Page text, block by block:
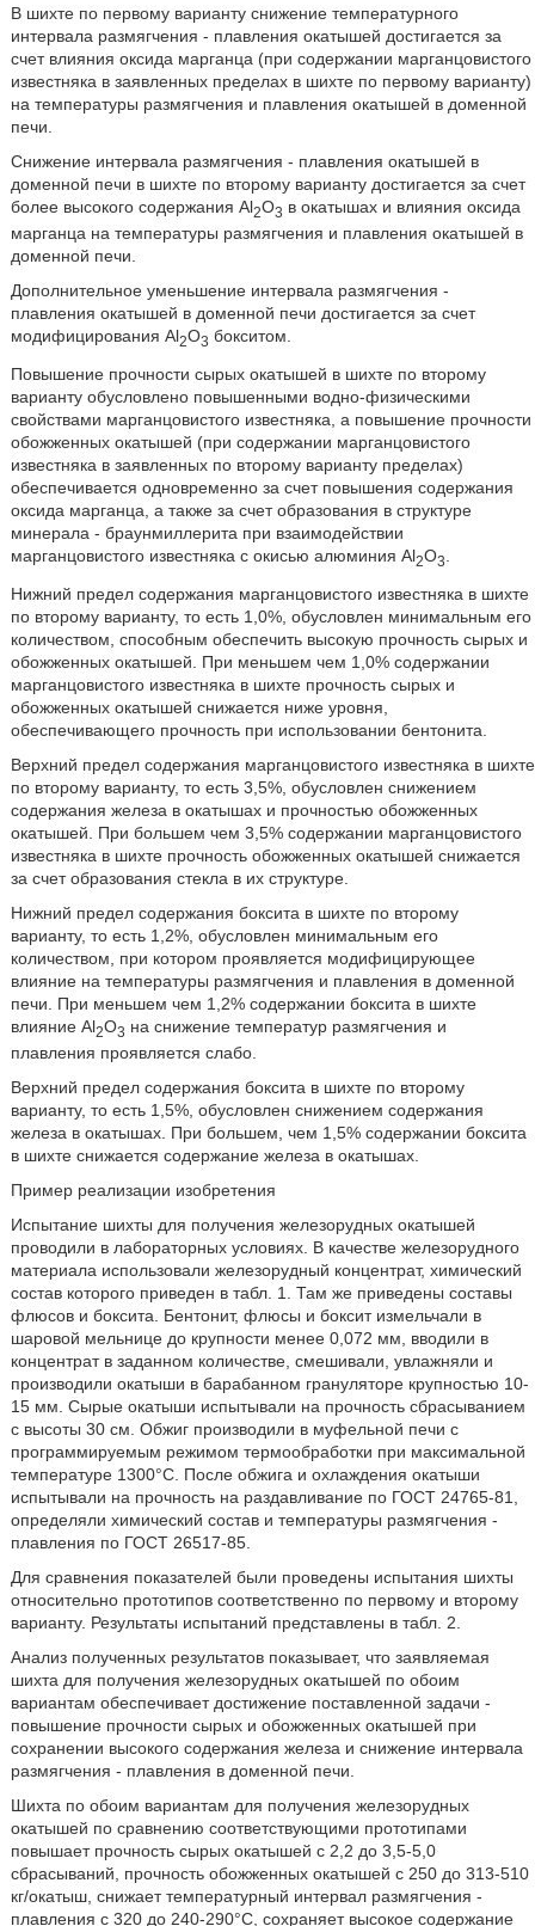
В шихте по первому варианту снижение температурного
интервала размягчения - плавления окатышей достигается за
счет влияния оксида марганца (при содержании марганцовистого
известняка в заявленных пределах в шихте по первому варианту)
на температуры размягчения и плавления окатышей в доменной
печи.
Снижение интервала размягчения - плавления окатышей в
доменной печи в шихте по второму варианту достигается за счет
более высокого содержания Al2O3 в окатышах и влияния оксида
марганца на температуры размягчения и плавления окатышей в
доменной печи.
Дополнительное уменьшение интервала размягчения -
плавления окатышей в доменной печи достигается за счет
модифицирования Al2O3 бокситом.
Повышение прочности сырых окатышей в шихте по второму
варианту обусловлено повышенными водно-физическими
свойствами марганцовистого известняка, а повышение прочности
обожженных окатышей (при содержании марганцовистого
известняка в заявленных по второму варианту пределах)
обеспечивается одновременно за счет повышения содержания
оксида марганца, а также за счет образования в структуре
минерала - браунмиллерита при взаимодействии
марганцовистого известняка с окисью алюминия Al2O3
Нижний предел содержания марганцовистого известняка в шихте
по второму варианту, то есть 1,0%, обусловлен минимальным его
количеством, способным обеспечить высокую прочность сырых и
обожженных окатышей. При меньшем чем 1,0% содержании
марганцовистого известняка в шихте прочность сырых и
обожженных окатышей снижается ниже уровня,
обеспечивающего прочность при использовании бентонита.
Верхний предел содержания марганцовистого известняка в шихте
по второму варианту, то есть 3,5%, обусловлен снижением
содержания железа в окатышах и прочностью обожженных
окатышей. При большем чем 3,5% содержании марганцовистого
известняка в шихте прочность обожженных окатышей снижается
за счет образования стекла в их структуре.
Нижний предел содержания боксита в шихте по второму
варианту, то есть 1,2%, обусловлен минимальным его
количеством, при котором проявляется модифицирующее
влияние на температуры размягчения и плавления в доменной
печи. При меньшем чем 1,2% содержании боксита в шихте
влияние Al2O3 на снижение температур размягчения и
плавления проявляется слабо.
Верхний предел содержания боксита в шихте по второму
варианту, то есть 1,5%, обусловлен снижением содержания
железа в окатышах. При большем, чем 1,5% содержании боксита
в шихте снижается содержание железа в окатышах.
Пример реализации изобретения
Испытание шихты для получения железорудных окатышей
проводили в лабораторных условиях. В качестве железорудного
материала использовали железорудный концентрат, химический
состав которого приведен в табл. 1. Там же приведены составы
флюсов и боксита. Бентонит, флюсы и боксит измельчали в
шаровой мельнице до крупности менее 0,072 мм, вводили в
концентрат в заданном количестве, смешивали, увлажняли и
производили окатыши в барабанном грануляторе крупностью 10-
15 мм. Сырые окатыши испытывали на прочность сбрасыванием
с высоты 30 см. Обжиг производили в муфельной печи с
программируемым режимом термообработки при максимальной
температуре 1300°С. После обжига и охлаждения окатыши
испытывали на прочность на раздавливание по ГОСТ 24765-81,
определяли химический состав и температуры размягчения -
плавления по ГОСТ 26517-85.
Для сравнения показателей были проведены испытания шихты
относительно прототипов соответственно по первому и второму
варианту. Результаты испытаний представлены в табл. 2.
Анализ полученных результатов показывает, что заявляемая
шихта для получения железорудных окатышей по обоим
вариантам обеспечивает достижение поставленной задачи -
повышение прочности сырых и обожженных окатышей при
сохранении высокого содержания железа и снижение интервала
размягчения - плавления в доменной печи.
Шихта по обоим вариантам для получения железорудных
окатышей по сравнению соответствующими прототипами
повышает прочность сырых окатышей с 2,2 до 3,5-5,0
сбрасываний, прочность обожженных окатышей с 250 до 313-510
кг/окатыш, снижает температурный интервал размягчения -
плавления с 320 до 240-290°С, сохраняет высокое содержание